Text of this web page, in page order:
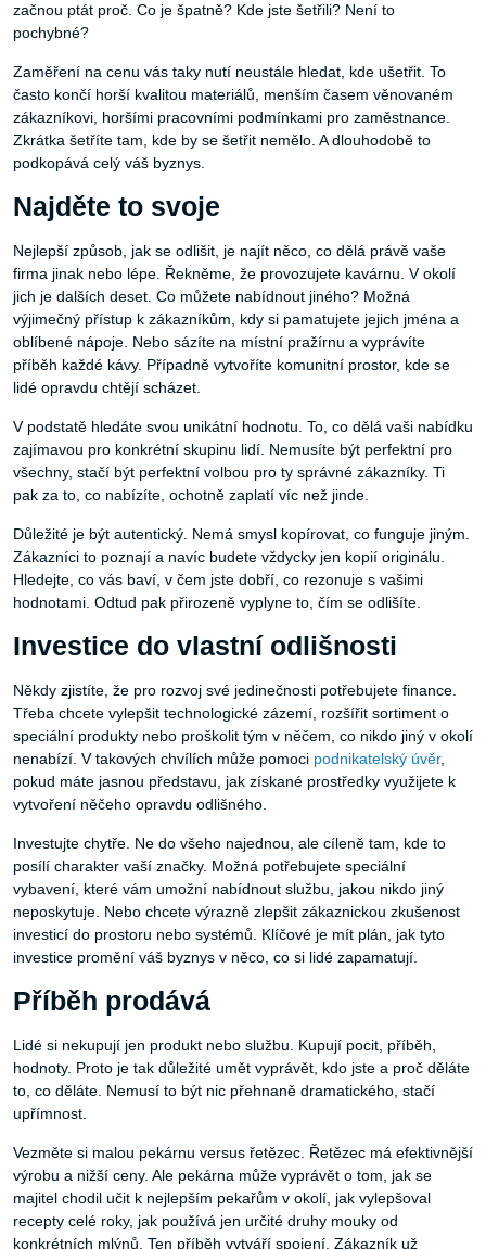
začnou ptát proč. Co je špatně? Kde jste šetřili? Není to
pochybné?
Zaměření na cenu vás taky nutí neustále hledat, kde ušetřit. To
často končí horší kvalitou materiálů, menším časem věnovaném
zákazníkovi, horšími pracovními podmínkami pro zaměstnance.
Zkrátka šetříte tam, kde by se šetřit nemělo. A dlouhodobě to
podkopává celý váš byznys.
Najděte to svoje
Nejlepší způsob, jak se odlišit, je najít něco, co dělá právě vaše
firma jinak nebo lépe. Řekněme, že provozujete kavárnu. V okolí
jich je dalších deset. Co můžete nabídnout jiného? Možná
výjimečný přístup k zákazníkům, kdy si pamatujete jejich jména a
oblíbené nápoje. Nebo sázíte na místní pražírnu a vyprávíte
příběh každé kávy. Případně vytvoříte komunitní prostor, kde se
lidé opravdu chtějí scházet.
V podstatě hledáte svou unikátní hodnotu. To, co dělá vaši nabídku
zajímavou pro konkrétní skupinu lidí. Nemusíte být perfektní pro
všechny, stačí být perfektní volbou pro ty správné zákazníky. Ti
pak za to, co nabízíte, ochotně zaplatí víc než jinde.
Důležité je být autentický. Nemá smysl kopírovat, co funguje jiným.
Zákazníci to poznají a navíc budete vždycky jen kopií originálu.
Hledejte, co vás baví, v čem jste dobří, co rezonuje s vašimi
hodnotami. Odtud pak přirozeně vyplyne to, čím se odlišíte.
Investice do vlastní odlišnosti
Někdy zjistíte, že pro rozvoj své jedinečnosti potřebujete finance.
Třeba chcete vylepšit technologické zázemí, rozšířit sortiment o
speciální produkty nebo proškolit tým v něčem, co nikdo jiný v okolí
nenabízí. V takových chvílích může pomoci podnikatelský úvěr,
pokud máte jasnou představu, jak získané prostředky využijete k
vytvoření něčeho opravdu odlišného.
Investujte chytře. Ne do všeho najednou, ale cíleně tam, kde to
posílí charakter vaší značky. Možná potřebujete speciální
vybavení, které vám umožní nabídnout službu, jakou nikdo jiný
neposkytuje. Nebo chcete výrazně zlepšit zákaznickou zkušenost
investicí do prostoru nebo systémů. Klíčové je mít plán, jak tyto
investice promění váš byznys v něco, co si lidé zapamatují.
Příběh prodává
Lidé si nekupují jen produkt nebo službu. Kupují pocit, příběh,
hodnoty. Proto je tak důležité umět vyprávět, kdo jste a proč děláte
to, co děláte. Nemusí to být nic přehnaně dramatického, stačí
upřímnost.
Vezměte si malou pekárnu versus řetězec. Řetězec má efektivnější
výrobu a nižší ceny. Ale pekárna může vyprávět o tom, jak se
majitel chodil učit k nejlepším pekařům v okolí, jak vylepšoval
recepty celé roky, jak používá jen určité druhy mouky od
konkrétních mlýnů. Ten příběh vytváří spojení. Zákazník už